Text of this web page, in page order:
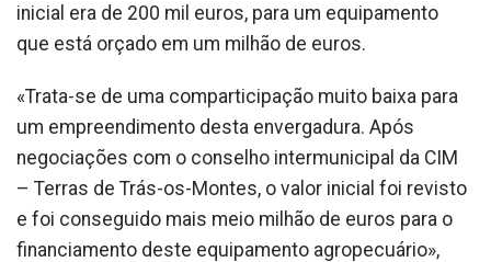
inicial era de 200 mil euros, para um equipamento
que está orçado em um milhão de euros.
«Trata-se de uma comparticipação muito baixa para
um empreendimento desta envergadura. Após
negociações com o conselho intermunicipal da CIM
– Terras de Trás-os-Montes, o valor inicial foi revisto
e foi conseguido mais meio milhão de euros para o
financiamento deste equipamento agropecuário»,